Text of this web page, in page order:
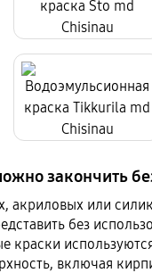
закончить
акриловых или
без
включая